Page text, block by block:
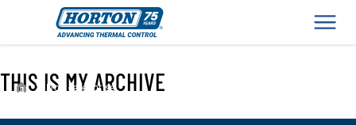
› Non catégorisé
THIS IS MY ARCHIVE